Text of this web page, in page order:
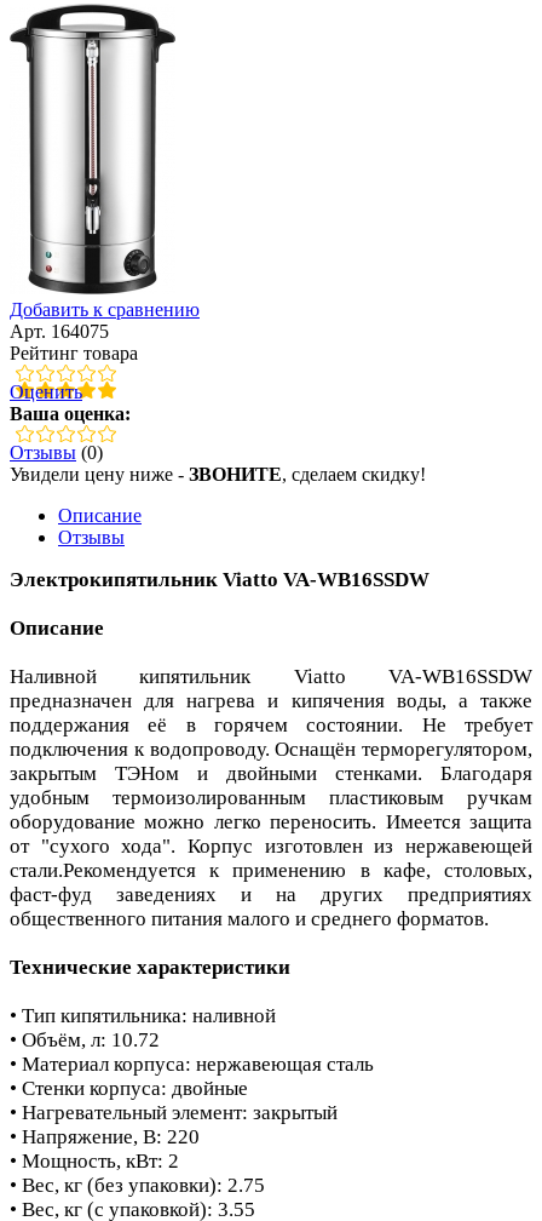
Добавить к сравнению
Арт. 164075
Рейтинг товара
Оценить
Ваша оценка:
Отзывы (0)
Увидели цену ниже - ЗВОНИТЕ, сделаем скидку!
Описание
Отзывы
Электрокипятильник Viatto VA-WB16SSDW
Описание
Наливной кипятильник Viatto VA-WB16SSDW
предназначен для нагрева и кипячения воды, а также
поддержания её в горячем состоянии. Не требует
подключения к водопроводу. Оснащён терморегулятором,
закрытым ТЭНом и двойными стенками. Благодаря
удобным термоизолированным пластиковым ручкам
оборудование можно легко переносить. Имеется защита
от "сухого хода". Корпус изготовлен из нержавеющей
стали.Рекомендуется к применению в кафе, столовых,
фаст-фуд заведениях и на других предприятиях
общественного питания малого и среднего форматов.
Технические характеристики
• Тип кипятильника: наливной
• Объём, л: 10.72
• Материал корпуса: нержавеющая сталь
• Стенки корпуса: двойные
• Нагревательный элемент: закрытый
• Напряжение, В: 220
• Мощность, кВт: 2
• Вес, кг (без упаковки): 2.75
• Вес, кг (с упаковкой): 3.55